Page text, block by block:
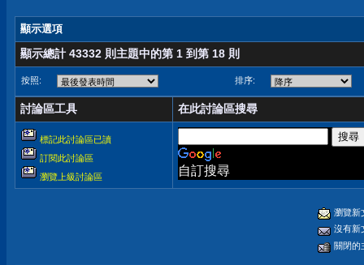
顯示選項
顯示總計 43332 則主題中的第 1 到第 18 則
按照: 排序:
討論區工具 在此討論區搜尋
標記此討論區已讀
訂閱此討論區
瀏覽上級討論區
自訂搜尋
瀏覽新
沒有新
關閉的